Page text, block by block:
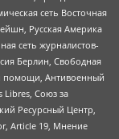
сеть Восточная
Русская Америка
сеть журналистов-
Берлин, Свободная
помощи, Антивоенный
Libres, Союз за
Ресурсный Центр,
Article 19, Мнение